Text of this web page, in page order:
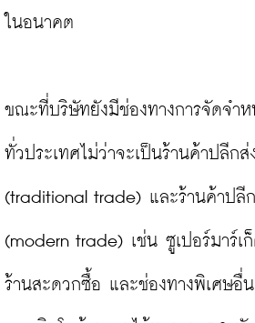
ในอนาคต
ขณะที่บริษัทยังมีช่องทางการจัดจำ
ทั่วประเทศไม่ว่าจะเป็นร้านค้าปลีกส่
(traditional trade) และร้านค้าปลี
(modern trade) เช่น ซูเปอร์มาร์เ
ร้านสะดวกซื้อ และช่องทางพิเศษอื่